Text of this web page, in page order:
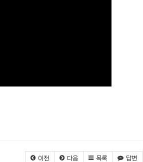
이전 다음 목록 답변